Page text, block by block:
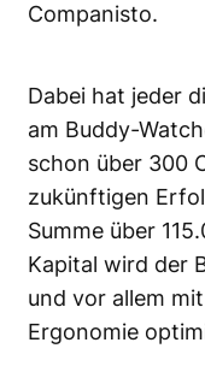
Companisto.
Dabei hat jeder
am Buddy-
schon über 300
zukünftigen
Summe über
Kapital wird der
und vor allem
Ergonomie